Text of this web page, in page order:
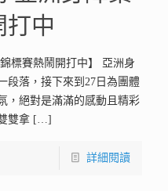
打中
標賽熱鬧開打中】 亞洲身
段落，接下來到27日為團體
，絕對是滿滿的感動且精彩
雙拿[…]
詳細閱讀